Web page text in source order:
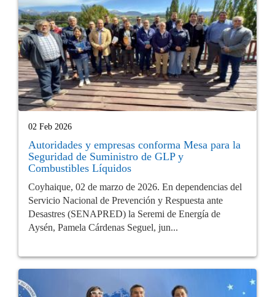
02 Feb 2026
Autoridades y empresas conforma Mesa para la
Seguridad de Suministro de GLP y
Combustibles Líquidos
Coyhaique, 02 de marzo de 2026. En dependencias del
Servicio Nacional de Prevención y Respuesta ante
Desastres (SENAPRED) la Seremi de Energía de
Aysén, Pamela Cárdenas Seguel, jun...